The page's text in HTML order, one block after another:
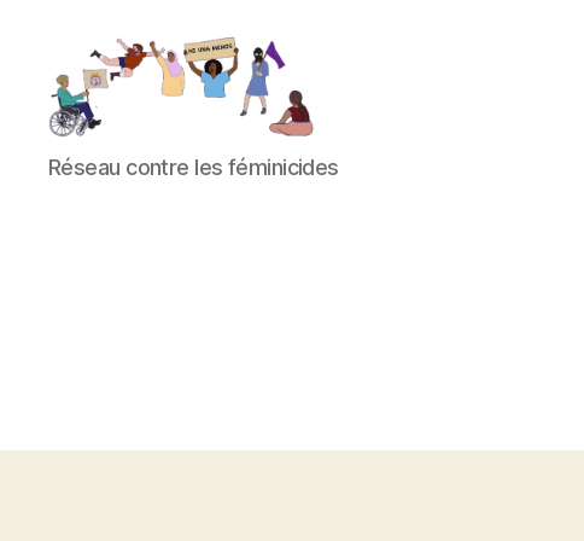
Réseau
contre
Réseau contre les féminicides